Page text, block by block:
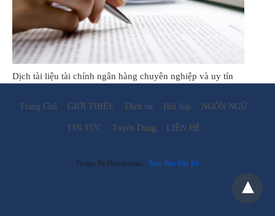
Dịch tài liệu tài chính ngân hàng chuyên nghiệp và uy tín
Trang Chủ GIỚI THIỆU Dịch vụ Hỏi đáp NGÔN NGỮ
TIN TỨC Tuyển Dụng LIÊN HỆ
Design By Dichthuataia Xem Bản Đầy Đủ